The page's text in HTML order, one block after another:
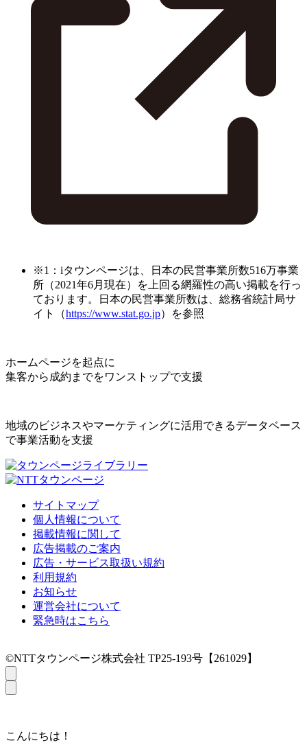
※1：iタウンページは、日本の民営事業所数516万事業
所（2021年6月現在）を上回る網羅性の高い掲載を行っ
ております。日本の民営事業所数は、総務省統計局サ
イト（https://www.stat.go.jp）を参照
ホームページを起点に
集客から成約までをワンストップで支援
地域のビジネスやマーケティングに活用できるデータベース
で事業活動を支援
サイトマップ
個人情報について
掲載情報に関して
広告掲載のご案内
広告・サービス取扱い規約
利用規約
お知らせ
運営会社について
緊急時はこちら
©NTTタウンページ株式会社 TP25-193号【261029】
こんにちは！